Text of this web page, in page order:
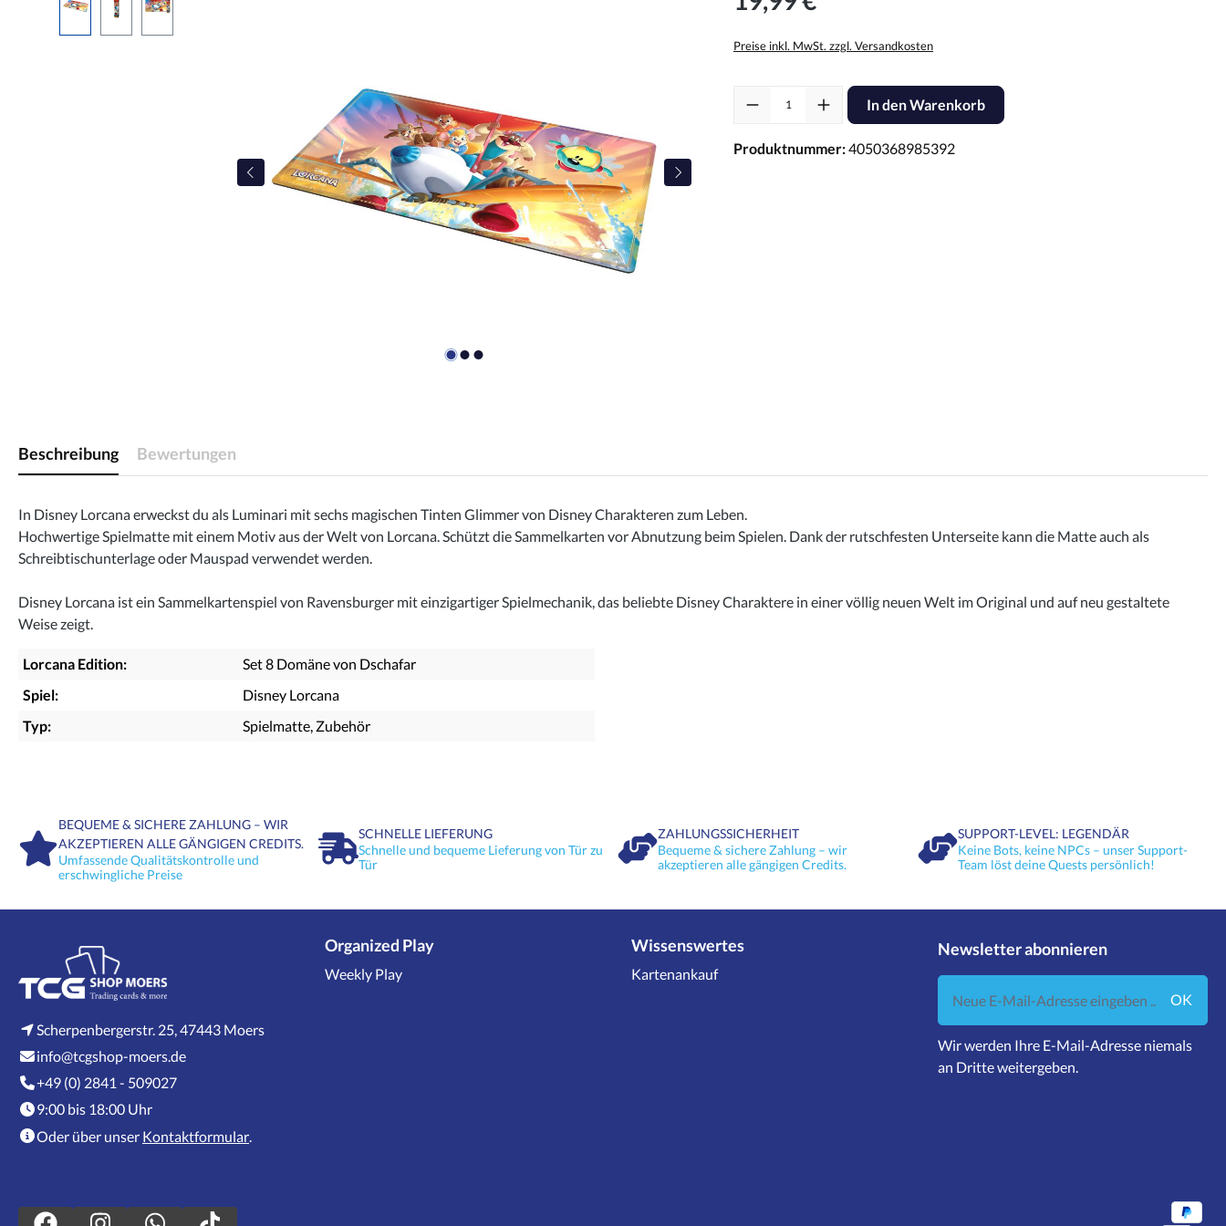
Preise inkl. MwSt. zzgl. Versandkosten
Produkt Anzahl: Gib den gewünschten Wert ein oder benutze die Schaltflächen
In den Warenkorb
Produktnummer:4050368985392
Beschreibung Bewertungen
In Disney Lorcana erweckst du als Luminari mit sechs magischen Tinten Glimmer von Disney Charakteren zum Leben.
Hochwertige Spielmatte mit einem Motiv aus der Welt von Lorcana. Schützt die Sammelkarten vor Abnutzung beim Spielen. Dank der rutschfesten Unterseite kann die Matte auch als
Schreibtischunterlage oder Mauspad verwendet werden.
Disney Lorcana ist ein Sammelkartenspiel von Ravensburger mit einzigartiger Spielmechanik, das beliebte Disney Charaktere in einer völlig neuen Welt im Original und auf neu gestaltete
Weise zeigt.
Lorcana Edition:
Set 8 Domäne von Dschafar
Spiel:
Disney Lorcana
Typ:
Spielmatte , Zubehör
BEQUEME & SICHERE ZAHLUNG – WIR
AKZEPTIEREN ALLE GÄNGIGEN CREDITS.
Umfassende Qualitätskontrolle und
erschwingliche Preise
SCHNELLE LIEFERUNG
Schnelle und bequeme Lieferung von Tür zu
Tür
ZAHLUNGSSICHERHEIT
Bequeme & sichere Zahlung – wir
akzeptieren alle gängigen Credits.
SUPPORT-LEVEL: LEGENDÄR
Keine Bots, keine NPCs – unser Support-
Team löst deine Quests persönlich!
Scherpenbergerstr. 25, 47443 Moers
info@tcgshop-moers.de
+49 (0) 2841 - 509027
9:00 bis 18:00 Uhr
Oder über unser Kontaktformular
Organized Play
Weekly Play
Wissenswertes
Kartenankauf
Newsletter abonnieren
Neue E-Mail-Adresse eingeben ...
OK
Wir werden Ihre E-Mail-Adresse niemals
an Dritte weitergeben.